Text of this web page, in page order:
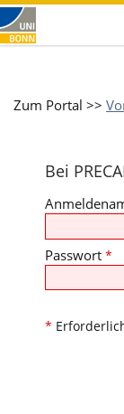
Zum Portal >>
Bei
Passwort *
*